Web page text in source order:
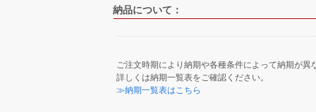
納品について：
ご注文時期により納期や各種条件によって納期が異
詳しくは納期一覧表をご確認ください。
≫納期一覧表はこちら